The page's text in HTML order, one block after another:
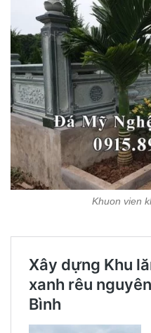
Khuon vien